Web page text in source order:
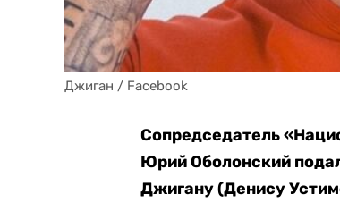
Джиган / Facebook
Сопредседатель
Юрий Оболонский
Джигану (Денису